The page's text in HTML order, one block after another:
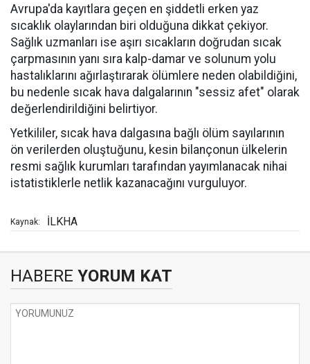
Avrupa'da kayıtlara geçen en şiddetli erken yaz
sıcaklık olaylarından biri olduğuna dikkat çekiyor.
Sağlık uzmanları ise aşırı sıcakların doğrudan sıcak
çarpmasının yanı sıra kalp-damar ve solunum yolu
hastalıklarını ağırlaştırarak ölümlere neden olabildiğini,
bu nedenle sıcak hava dalgalarının "sessiz afet" olarak
değerlendirildiğini belirtiyor.
Yetkililer, sıcak hava dalgasına bağlı ölüm sayılarının
ön verilerden oluştuğunu, kesin bilançonun ülkelerin
resmi sağlık kurumları tarafından yayımlanacak nihai
istatistiklerle netlik kazanacağını vurguluyor.
Kaynak: İLKHA
HABERE YORUM KAT